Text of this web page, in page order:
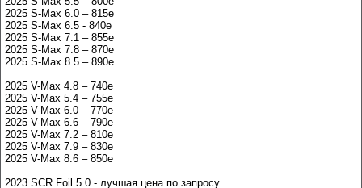
2025 S-Max 6.0 – 815e
2025 S-Max 6.5 - 840e
2025 S-Max 7.1 – 855e
2025 S-Max 7.8 – 870e
2025 S-Max 8.5 – 890e
2025 V-Max 4.8 – 740e
2025 V-Max 5.4 – 755e
2025 V-Max 6.0 – 770e
2025 V-Max 6.6 – 790e
2025 V-Max 7.2 – 810e
2025 V-Max 7.9 – 830e
2025 V-Max 8.6 – 850e
2023 SCR Foil 5.0 - лучшая цена по запросу